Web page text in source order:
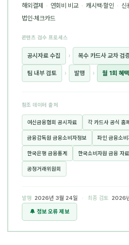
해외결제 · 연회비 비교 · 캐시백·할인 · 신
법인·체크카드
콘텐츠 검수 프로세스
공시자료 수집 › 복수 카드사 교차 검
팀 내부 검토 › 발행 › 월 1회 혜
참조 데이터 출처
여신금융협회 공시자료 각 카드사 공식 홈
금융감독원 금융소비자정보 파인 금융소
한국은행 금융통계 한국소비자원 금융 자료
공정거래위원회
발행 2026년 3월 24일 · 최종 검토
2026
🔔 정보 오류 제보